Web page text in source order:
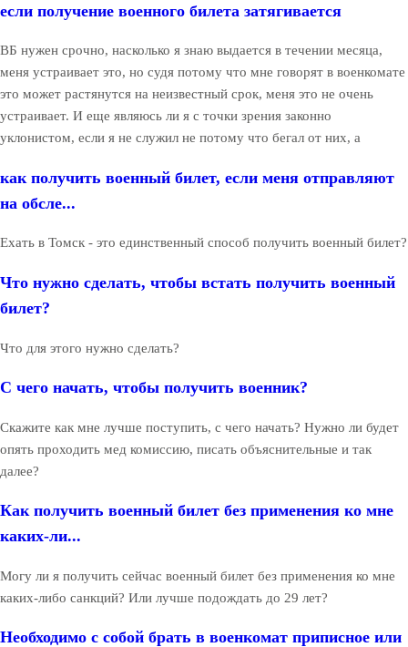
если получение военного билета затягивается
ВБ нужен срочно, насколько я знаю выдается в течении месяца,
меня устраивает это, но судя потому что мне говорят в военкомате
это может растянутся на неизвестный срок, меня это не очень
устраивает. И еще являюсь ли я с точки зрения законно
уклонистом, если я не служил не потому что бегал от них, а
как получить военный билет, если меня отправляют
на обсле...
Ехать в Томск - это единственный способ получить военный билет?
Что нужно сделать, чтобы встать получить военный
билет?
Что для этого нужно сделать?
С чего начать, чтобы получить военник?
Скажите как мне лучше поступить, с чего начать? Нужно ли будет
опять проходить мед комиссию, писать объяснительные и так
далее?
Как получить военный билет без применения ко мне
каких-ли...
Могу ли я получить сейчас военный билет без применения ко мне
каких-либо санкций? Или лучше подождать до 29 лет?
Необходимо с собой брать в военкомат приписное или